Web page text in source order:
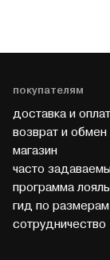
покупателям
доставка и
возврат и обмен
магазин
часто
программа
гид по размерам
cотрудничество